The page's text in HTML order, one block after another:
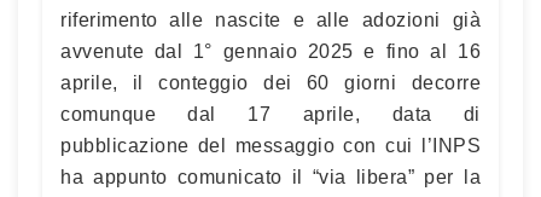
riferimento alle nascite e alle adozioni già
avvenute dal 1° gennaio 2025 e fino al 16
aprile, il conteggio dei 60 giorni decorre
comunque dal 17 aprile, data di
pubblicazione del messaggio con cui l’INPS
ha appunto comunicato il “via libera” per la